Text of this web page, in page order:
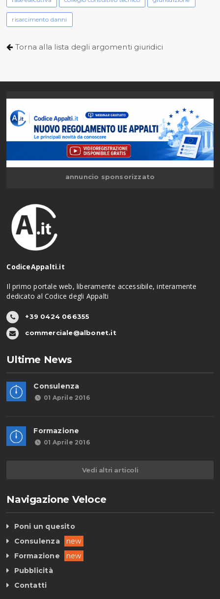
risarcimento danni
Torna alla lista degli argomenti giuridici
annuncio sponsorizzato
CodiceAppalti.it
Il primo portale web, liberamente accessibile, interamente
dedicato al Codice degli Appalti
+39 0424 066355
commerciale@albonet.it
Ultime News
Consulenza
01 Aprile 2016
Formazione
01 Aprile 2016
Vedi altri articoli
Navigazione Veloce
Poni un quesito
Consulenza
new
Formazione
new
Pubblicità
Contatti